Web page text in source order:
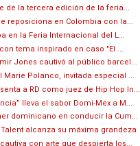
de la tercera edición de la feria...
reposiciona en Colombia con la...
en la Feria Internacional del L...
tema inspirado en caso "El ...
Jones cautivó al público barcel...
Marie Polanco, invitada especial ...
a RD como juez de Hip Hop In...
lleva el sabor Domi-Mex a M...
dominicano en conducir la Cum...
Talent alcanza su máxima grandeza
con arte que despierta los...